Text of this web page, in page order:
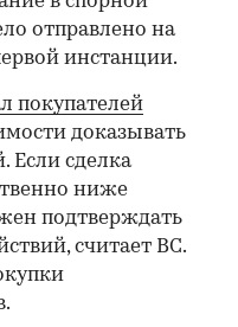
отправлено на
инстанции.
покупателей
доказывать
Если сделка
ниже
подтверждать
считает ВС.